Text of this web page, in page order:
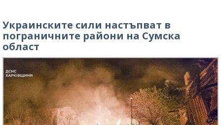
Украинските сили настъпват в
пограничните райони на Сумска
област